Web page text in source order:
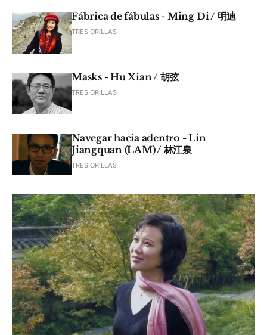
Fábrica de fábulas - Ming Di / 明迪
TRES ORILLAS
Masks - Hu Xian / 胡弦
TRES ORILLAS
Navegar hacia adentro - Lin
Jiangquan (LAM) / 林江泉
TRES ORILLAS